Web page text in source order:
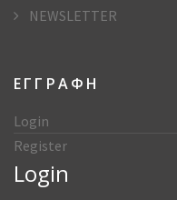
NEWSLETTER
ΕΓΓΡΑΦΗ
Login
Register
Login